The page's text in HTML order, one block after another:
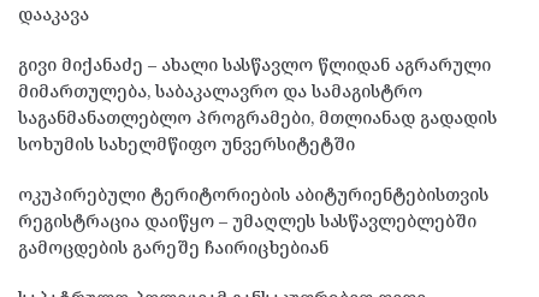
დააკავა
გივი მიქანაძე – ახალი სასწავლო წლიდან აგრარული
მიმართულება, საბაკალავრო და სამაგისტრო
საგანმანათლებლო პროგრამები, მთლიანად გადადის
სოხუმის სახელმწიფო უნვერსიტეტში
ოკუპირებული ტერიტორიების აბიტურიენტებისთვის
რეგისტრაცია დაიწყო – უმაღლეს სასწავლებლებში
გამოცდების გარეშე ჩაირიცხებიან